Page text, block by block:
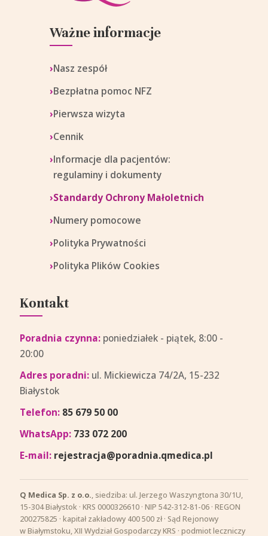
Ważne informacje
Nasz zespół
Bezpłatna pomoc NFZ
Pierwsza wizyta
Cennik
Informacje dla pacjentów:
regulaminy i dokumenty
Standardy Ochrony Małoletnich
Numery pomocowe
Polityka Prywatności
Polityka Plików Cookies
Kontakt
Poradnia czynna: poniedziałek - piątek, 8:00 -
20:00
Adres poradni: ul. Mickiewicza 74/2A, 15-232
Białystok
Telefon: 85 679 50 00
WhatsApp: 733 072 200
E-mail: rejestracja@poradnia.qmedica.pl
Q Medica Sp. z o.o., siedziba: ul. Jerzego Waszyngtona 30/1U,
15-304 Białystok · KRS 0000326610 · NIP 542-312-81-06 · REGON
200275825 · kapitał zakładowy 400 500 zł · Sąd Rejonowy
w Białymstoku, XII Wydział Gospodarczy KRS · podmiot leczniczy